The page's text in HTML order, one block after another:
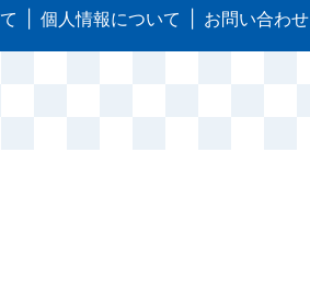
個人情報について お問い合わせ